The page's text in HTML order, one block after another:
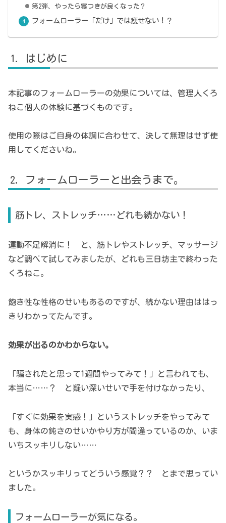
第2弾、やったら寝つきが良くなった？
フォームローラー「だけ」では痩せない！？
はじめに
本記事のフォームローラーの効果については、管理人くろ
ねこ個人の体験に基づくものです。
使用の際はご自身の体調に合わせて、決して無理はせず使
用してくださいね。
フォームローラーと出会うまで。
筋トレ、ストレッチ……どれも続かない！
運動不足解消に！ と、筋トレやストレッチ、マッサージ
など調べて試してみましたが、どれも三日坊主で終わった
くろねこ。
飽き性な性格のせいもあるのですが、続かない理由ははっ
きりわかってたんです。
効果が出るのかわからない。
「騙されたと思って1週間やってみて！」と言われても、
本当に……？ と疑い深いせいで手を付けなかったり、
「すぐに効果を実感！」というストレッチをやってみて
も、身体の鈍さのせいかやり方が間違っているのか、いま
いちスッキリしない……
というかスッキリってどういう感覚？？ とまで思ってい
ました。
フォームローラーが気になる。